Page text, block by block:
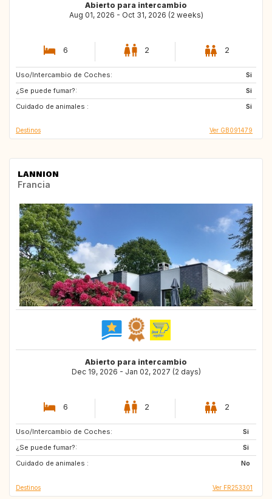
Abierto para intercambio
Aug 01, 2026 - Oct 31, 2026 (2 weeks)
6 2 2
Uso/Intercambio de Coches:
Si
¿Se puede fumar?:
Si
Cuidado de animales :
Si
NO
ES
FR
Destinos Ver GB091479
LANNION
Francia
Abierto para intercambio
Dec 19, 2026 - Jan 02, 2027 (2 days)
6 2 2
Uso/Intercambio de Coches:
Si
¿Se puede fumar?:
Si
Cuidado de animales :
No
IT
IS
DE
Destinos Ver FR253301